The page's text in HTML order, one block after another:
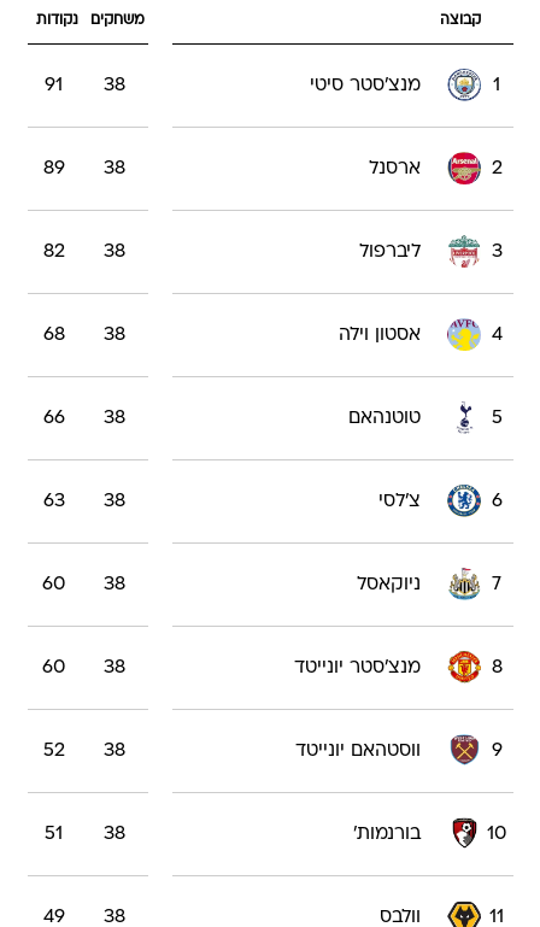
קבוצה משחקים נקודות
1 מנצ'סטר סיטי 38
91
2 ארסנל 38
89
3 ליברפול 38
82
4 אסטון וילה 38
68
5 טוטנהאם 38
66
6 צ'לסי 38
63
7 ניוקאסל 38
60
8 מנצ'סטר יונייטד 38
60
9 ווסטהאם יונייטד 38
52
10 בורנמות' 38
51
11 וולבס 38
49